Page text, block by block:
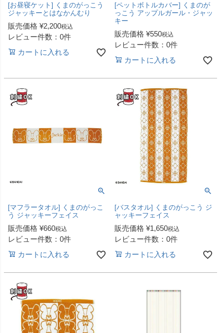
[お昼寝ケット] くまのがっこう
ジャッキーとはなかんむり
販売価格 ¥2,200税込
レビュー件数：0件
カートに入れる
[ペットボトルカバー] くまのが
っこう アップルガール・ジャッ
キー
販売価格 ¥550税込
レビュー件数：0件
カートに入れる
[マフラータオル] くまのがっこ
う ジャッキーフェイス
販売価格 ¥660税込
レビュー件数：0件
カートに入れる
[バスタオル] くまのがっこう ジ
ャッキーフェイス
販売価格 ¥1,650税込
レビュー件数：0件
カートに入れる